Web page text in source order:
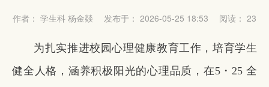
作者： 学生科 杨金燚 发布于： 2026-05-25 18:53 阅读： 23
为扎实推进校园心理健康教育工作，培育学生
健全人格，涵养积极阳光的心理品质，在5・25 全